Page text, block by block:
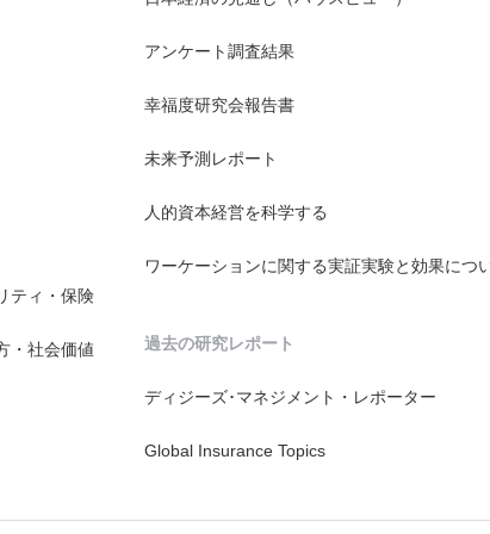
ティ・保険
・社会価値
アンケート調査結果
幸福度研究会報告書
未来予測レポート
人的資本経営を科学する
ワーケーションに関する実証実験と効果につ
過去の研究レポート
ディジーズ･マネジメント・レポーター
Global Insurance Topics